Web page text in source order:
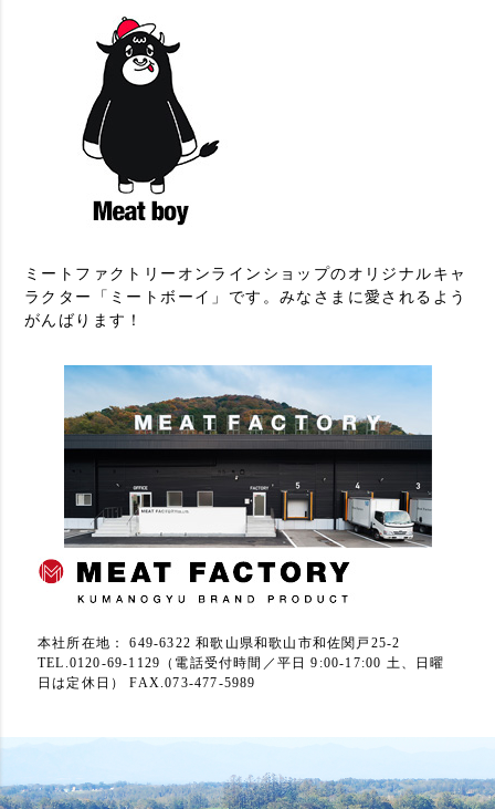
ミートファクトリーオンラインショップのオリジナルキャ
ラクター「ミートボーイ」です。みなさまに愛されるよう
がんばります！
本社所在地： 649-6322 和歌山県和歌山市和佐関戸25-2
TEL.0120-69-1129（電話受付時間／平日 9:00-17:00 土、日曜
日は定休日） FAX.073-477-5989